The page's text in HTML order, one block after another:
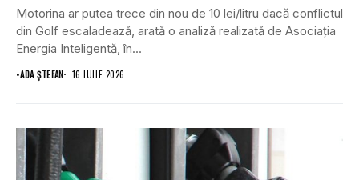
Motorina ar putea trece din nou de 10 lei/litru dacă conflictul
din Golf escaladează, arată o analiză realizată de Asociația
Energia Inteligentă, în...
•ADA ȘTEFAN 16 IULIE 2026